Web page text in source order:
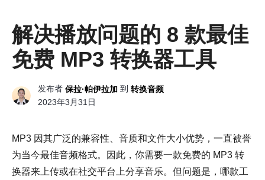
解决播放问题的 8 款最佳
免费 MP3 转换器工具
发布者 保拉·帕伊拉加 到 转换音频
2023年3月31日
MP3 因其广泛的兼容性、音质和文件大小优势，一直被誉
为当今最佳音频格式。因此，你需要一款免费的 MP3 转
换器来上传或在社交平台上分享音乐。但问题是，哪款工